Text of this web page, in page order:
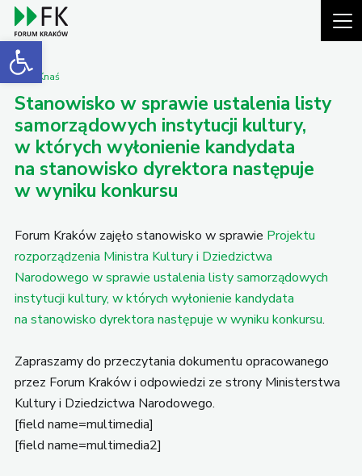
Open toolbar
Piotr Knaś
Stanowisko w sprawie ustalenia listy
samorządowych instytucji kultury,
w których wyłonienie kandydata
na stanowisko dyrektora następuje
w wyniku konkursu
Forum Kraków zajęło stanowisko w sprawie Projektu
rozporządzenia Ministra Kultury i Dziedzictwa
Narodowego w sprawie ustalenia listy samorządowych
instytucji kultury, w których wyłonienie kandydata
na stanowisko dyrektora następuje w wyniku konkursu.
Zapraszamy do przeczytania dokumentu opracowanego
przez Forum Kraków i odpowiedzi ze strony Ministerstwa
Kultury i Dziedzictwa Narodowego.
[field name=multimedia]
[field name=multimedia2]